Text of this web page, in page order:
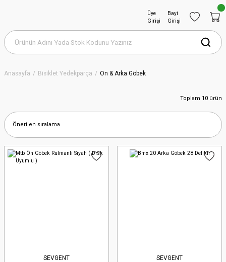
Üye
Girişi
Bayi
Girişi
Anasayfa Bisiklet Yedekparça Ön & Arka Göbek
Toplam 10 ürün
SEVGENT SEVGENT